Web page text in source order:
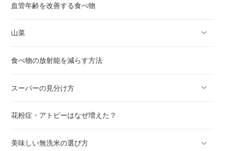
小松菜
さといも（里芋）
なす
ピーマン
白菜
ほうれん草
ドクダミ
アロエ
クコ
血管年齢を改善する食べ物
山菜
ワラビ
タケノコ
フキノトウ
タラノメ
食べ物の放射能を減らす方法
スーパーの見分け方
野菜・果物のシール番号の意味
花粉症・アトピーはなぜ増えた？
美味しい無洗米の選び方